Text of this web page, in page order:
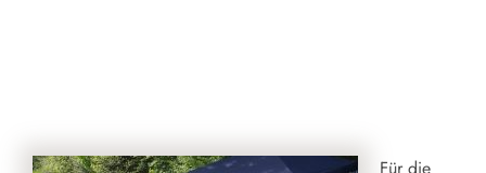
Für die